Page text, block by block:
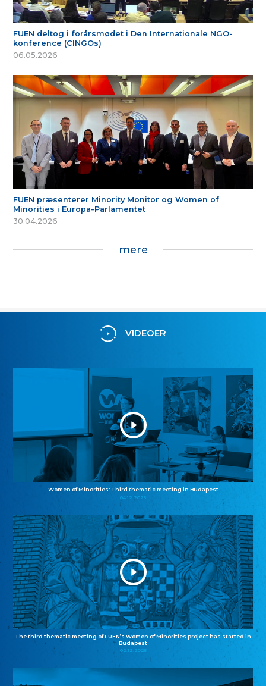
FUEN deltog i forårsmødet i Den Internationale NGO-
konference (CINGOs)
06.05.2026
FUEN præsenterer Minority Monitor og Women of
Minorities i Europa-Parlamentet
30.04.2026
mere
VIDEOER
Women of Minorities: Third thematic meeting in Budapest
04.12.2025
The third thematic meeting of FUEN’s Women of Minorities project has started in
Budapest
02.12.2025